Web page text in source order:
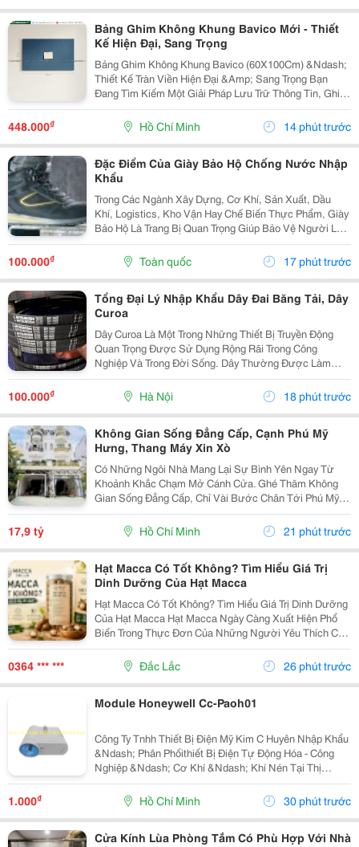
Bảng Ghim Không Khung Bavico Mới - Thiết
Kế Hiện Đại, Sang Trọng
Bảng Ghim Không Khung Bavico (60X100Cm) &Ndash;
Thiết Kế Tràn Viền Hiện Đại &Amp; Sang Trọng Bạn
Đang Tìm Kiếm Một Giải Pháp Lưu Trữ Thông Tin, Ghi
Chú Công Việc Vừa Tiện Lợi Vừa Nâng Tầm Thẩm Mỹ
Cho Không Gian Sống Và Làm Việc? Bảng Ghim
Không...
448.000₫ Hồ Chí Minh 14 phút trước
Đặc Điểm Của Giày Bảo Hộ Chống Nước Nhập
Khẩu
Trong Các Ngành Xây Dựng, Cơ Khí, Sản Xuất, Dầu
Khí, Logistics, Kho Vận Hay Chế Biến Thực Phẩm, Giày
Bảo Hộ Là Trang Bị Quan Trọng Giúp Bảo Vệ Người Lao
Động Trước Những Nguy Cơ Tiềm Ẩn Trong Môi Trường
Làm Việc. Đối Với Những Công Việc Thường Xuyên...
100.000₫ Toàn quốc 17 phút trước
Tổng Đại Lý Nhập Khẩu Dây Đai Băng Tải, Dây
Curoa
Dây Curoa Là Một Trong Những Thiết Bị Truyền Động
Quan Trọng Được Sử Dụng Rộng Rãi Trong Công
Nghiệp Và Trong Đời Sống. Dây Thường Được Làm
Bằng Cao Su Tổng Hợp Có Nguồn Gốc Từ Dầu Mỏ, Bên
Trong Có Hoặc Không Có Lõi Thép. Dây Curoa Truyền
Động...
100.000₫ Hà Nội 18 phút trước
Không Gian Sống Đẳng Cấp, Cạnh Phú Mỹ
Hưng, Thang Máy Xin Xò
Có Những Ngôi Nhà Mang Lại Sự Bình Yên Ngay Từ
Khoảnh Khắc Chạm Mở Cánh Cửa. Ghé Thăm Không
Gian Sống Đẳng Cấp, Chỉ Vài Bước Chân Tới Phú Mỹ
Hưng: - Vị Trí: Kdc Tân Mỹ, Đường Rộng 20M Thông
Thoáng - Diện Tích: 5 &Times; 18M &Bull; 1 Trệt 3 Lầu...
17,9 tỷ Hồ Chí Minh 21 phút trước
Hạt Macca Có Tốt Không? Tìm Hiểu Giá Trị
Dinh Dưỡng Của Hạt Macca
Hạt Macca Có Tốt Không? Tìm Hiểu Giá Trị Dinh Dưỡng
Của Hạt Macca Hạt Macca Ngày Càng Xuất Hiện Phổ
Biến Trong Thực Đơn Của Những Người Yêu Thích Các
Loại Hạt Dinh Dưỡng. Với Vị Béo Nhẹ, Thơm Bùi Và
Cách Sử Dụng Đơn Giản, Macca Có Thể Trở Thành
0364 *** *** Đắc Lắc 26 phút trước
Module Honeywell Cc-Paoh01
Công Ty Tnhh Thiết Bị Điện Mỹ Kim C Huyên Nhập Khẩu
&Ndash; Phân Phốithiết Bị Điện Tự Động Hóa - Công
Nghiệp &Ndash; Cơ Khí &Ndash; Khí Nén Tại Thị
Trường Việt Nam. Những Thương Hiệu Mà Mỹ Kim
Thường Xuyên Phân Phối: Yaskawa &Ndash;
Panasonic...
1.000₫ Hồ Chí Minh 30 phút trước
Cửa Kính Lùa Phòng Tắm Có Phù Hợp Với Nhà